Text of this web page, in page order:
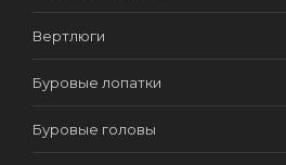
Вертлюги
Буровые лопатки
Буровые головы